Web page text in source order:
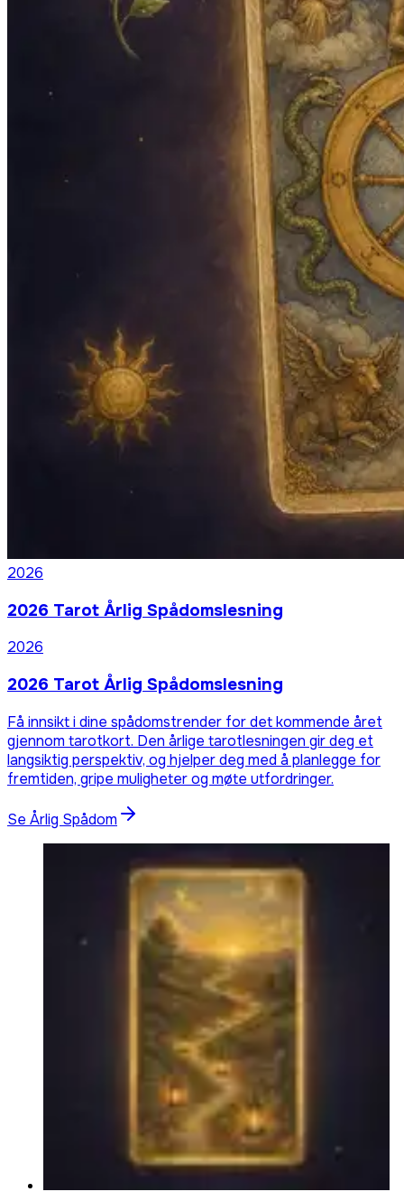
2026
2026 Tarot Årlig Spådomslesning
2026
2026 Tarot Årlig Spådomslesning
Få innsikt i dine spådomstrender for det kommende året
gjennom tarotkort. Den årlige tarotlesningen gir deg et
langsiktig perspektiv, og hjelper deg med å planlegge for
fremtiden, gripe muligheter og møte utfordringer.
Se Årlig Spådom